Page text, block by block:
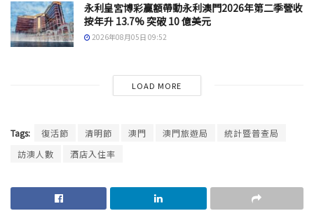
永利皇宮博彩贏額帶動永利澳門2026年第二季營收
按年升 13.7% 突破 10 億美元
2026年08月05日 09:52
LOAD MORE
Tags: 復活節 清明節 澳門 澳門旅遊局
統計暨普查局
訪澳人數
酒店入住率